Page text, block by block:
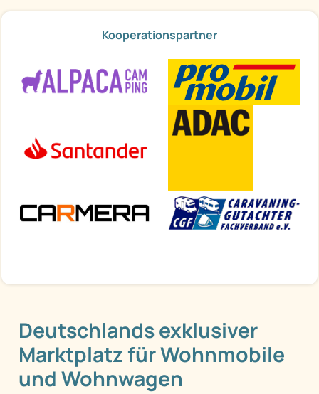
Kooperationspartner
Deutschlands exklusiver
Marktplatz für Wohnmobile
und Wohnwagen